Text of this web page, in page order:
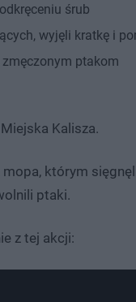
śrub
wyjęli kratkę i
ptakom
Kalisza.
którym
ptaki.
z tej akcji: